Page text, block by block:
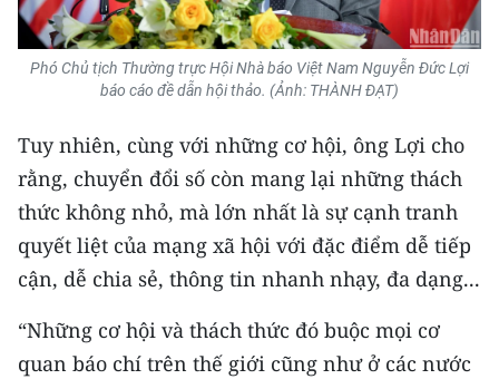
Phó Chủ tịch Thường trực Hội Nhà báo Việt Nam Nguyễn Đức Lợi
báo cáo đề dẫn hội thảo. (Ảnh: THÀNH ĐẠT)
Tuy nhiên, cùng với những cơ hội, ông Lợi cho
rằng, chuyển đổi số còn mang lại những thách
thức không nhỏ, mà lớn nhất là sự cạnh tranh
quyết liệt của mạng xã hội với đặc điểm dễ tiếp
cận, dễ chia sẻ, thông tin nhanh nhạy, đa dạng...
“Những cơ hội và thách thức đó buộc mọi cơ
quan báo chí trên thế giới cũng như ở các nước